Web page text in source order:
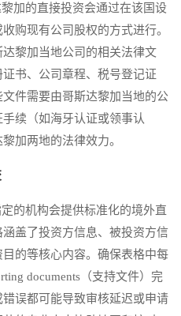
的直接投资会通过在该国设
购现有公司股权的方式进行。
黎加当地公司的相关法律文
书、公司章程、税号登记证
件需要由哥斯达黎加当地的公
续（如海牙认证或领事认
加两地的法律效力。
机构会提供标准化的境外直
盖了投资方信息、被投资方信
的等核心内容。确保表格中每
documents（支持文件）完
误都可能导致审核延迟或申请